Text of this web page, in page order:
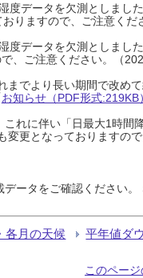
度データを欠測としまし
りますので、ご注意くだ
度データを欠測としまし
、ご注意ください。（
までより長い期間で改め
お知らせ（PDF形式:219KB）
れに伴い「日最大1時間
変更となっておりますの
ータをご確認ください。
各月の天候 平年値ダ
このペー